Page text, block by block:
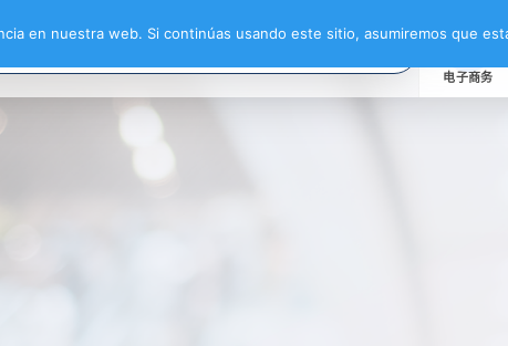
电子商务
en nuestra web. Si continúas usando este sitio, asumiremos que